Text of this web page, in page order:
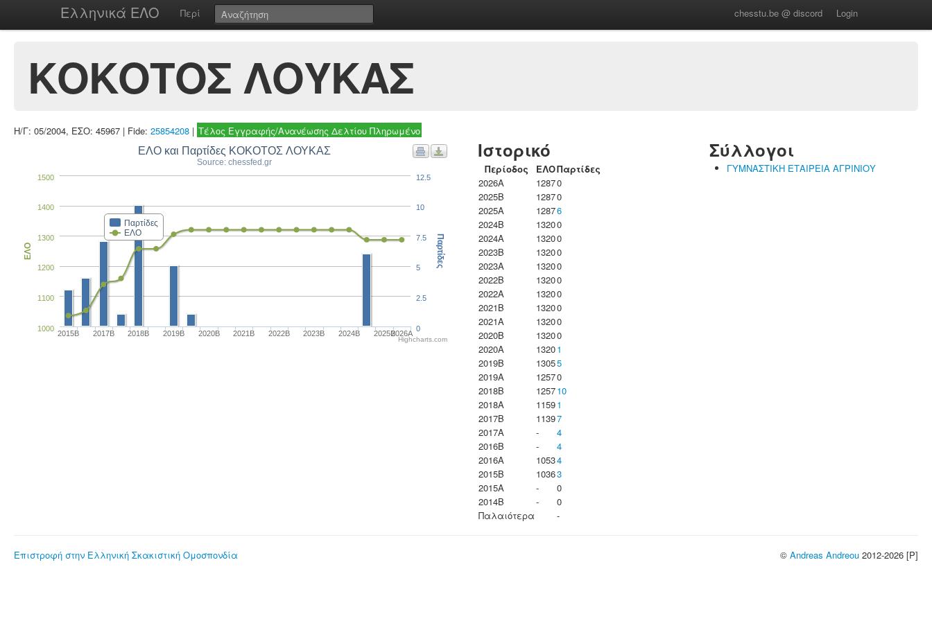
Ελληνικά ΕΛΟ Περί chesstu.be @ discord Login
ΚΟΚΟΤΟΣ ΛΟΥΚΑΣ
Η/Γ: 05/2004, ΕΣΟ: 45967 | Fide: 25854208 | Τέλος Εγγραφής/Ανανέωσης Δελτίου Πληρωμένο
ΕΛΟ και Παρτίδες ΚΟΚΟΤΟΣ ΛΟΥΚΑΣ
Source: chessfed.gr
Παρτίδες
ΕΛΟ
2015B 2017B 2018B 2019B 2020B 2021B 2022B 2023B 2024B 2025B2026A
1000
1100
1200
1300
1400
1500
ΕΛΟ
0
2.5
5
7.5
10
12.5
Παρτίδες
Highcharts.com
Ιστορικό
Περίοδος ΕΛΟΠαρτίδες
2026A
12870
2025B
12870
2025A
12876
2024B
13200
2024A
13200
2023B
13200
2023Α
13200
2022B
13200
2022A
13200
2021B
13200
2021A
13200
2020B
13200
2020A
13201
2019B
13055
2019A
12570
2018B
125710
2018A
11591
2017B
11397
2017A
-
4
2016B
-
4
2016A
10534
2015B
10363
2015A
-
0
2014B
-
0
Παλαιότερα
-
Σύλλογοι
ΓΥΜΝΑΣΤΙΚΗ ΕΤΑΙΡΕΙΑ ΑΓΡΙΝΙΟΥ
Επιστροφή στην Ελληνική Σκακιστική Ομοσπονδία © Andreas Andreou 2012-2026 [P]